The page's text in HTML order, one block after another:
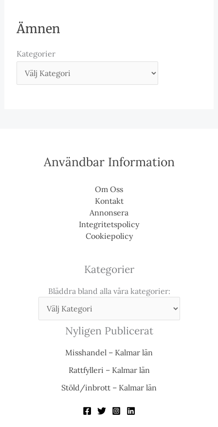
Ämnen
Kategorier
Användbar Information
Om Oss
Kontakt
Annonsera
Integritetspolicy
Cookiepolicy
Kategorier
Bläddra bland alla våra kategorier:
Nyligen Publicerat
Misshandel – Kalmar län
Rattfylleri – Kalmar län
Stöld/inbrott – Kalmar län